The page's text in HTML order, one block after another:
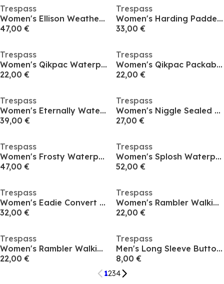
Trespass
Women's Ellison Weather-Resistant Tailored Fit Softshell Jacket
47,00 €
Trespass
Women's Harding Padded Weather-Resistant Quilted Insulated Puffer Jacket
33,00 €
Trespass
Women's Qikpac Waterproof Packable Jacket
22,00 €
Trespass
Women's Qikpac Packable Waterproof Jacket
22,00 €
Trespass
Women's Eternally Waterproof Breathable Jacket
39,00 €
Trespass
Women's Niggle Sealed Seams Lightweight Waterproof Jacket
27,00 €
Trespass
Women's Frosty Waterproof Jacket
47,00 €
Trespass
Women's Splosh Waterproof Jacket
52,00 €
Trespass
Women's Eadie Convert Walking Trouser
32,00 €
Trespass
Women's Rambler Walking Trousers
22,00 €
Trespass
Women's Rambler Walking Trousers
22,00 €
Trespass
Men's Long Sleeve Button Up Shirt
8,00 €
1234